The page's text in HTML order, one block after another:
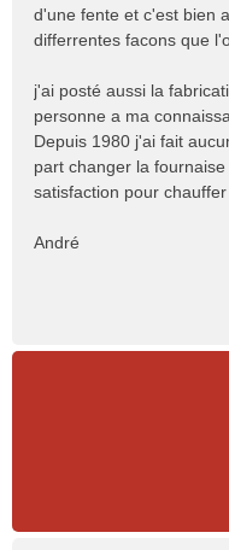
d'une fente et c'est bien
differrentes facons que
j'ai posté aussi la
personne a ma
Depuis 1980 j'ai fait
part changer la
satisfaction pour chauffer
André